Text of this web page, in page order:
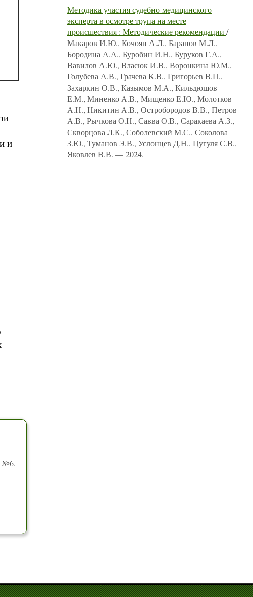
и
№6.
Методика участия судебно-медицинского
эксперта в осмотре трупа на месте
происшествия : Методические рекомендации /
Макаров И.Ю., Кочоян А.Л., Баранов М.Л.,
Бородина А.А., Буробин И.Н., Буруков Г.А.,
Вавилов А.Ю., Власюк И.В., Воронкина Ю.М.,
Голубева А.В., Грачева К.В., Григорьев В.П.,
Захаркин О.В., Казымов М.А., Кильдюшов
Е.М., Миненко А.В., Мищенко Е.Ю., Молотков
А.Н., Никитин А.В., Остробородов В.В., Петров
А.В., Рычкова О.Н., Савва О.В., Саракаева А.З.,
Скворцова Л.К., Соболевский М.С., Соколова
З.Ю., Туманов Э.В., Услонцев Д.Н., Цугуля С.В.,
Яковлев В.В. — 2024.